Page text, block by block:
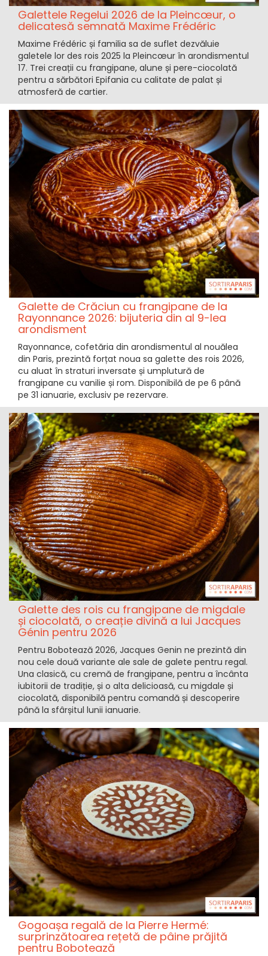
Galettele Regelui 2026 de la Pleincœur, o
delicatesă semnată Maxime Frédéric
Maxime Frédéric și familia sa de suflet dezvăluie
galetele lor des rois 2025 la Pleincœur în arondismentul
17. Trei creații cu frangipane, alune și pere-ciocolată
pentru a sărbători Epifania cu calitate de palat și
atmosferă de cartier.
Galette de Crăciun cu frangipane de la
Rayonnance 2026: bijuteria din al 9-lea
arondisment
Rayonnance, cofetăria din arondismentul al nouălea
din Paris, prezintă forțat noua sa galette des rois 2026,
cu aluat în straturi inversate și umplutură de
frangipane cu vanilie și rom. Disponibilă de pe 6 până
pe 31 ianuarie, exclusiv pe rezervare.
Galette des rois cu frangipane de migdale
și ciocolată, o creație divină a lui Jacques
Génin pentru 2026
Pentru Bobotează 2026, Jacques Genin ne prezintă din
nou cele două variante ale sale de galete pentru regal.
Una clasică, cu cremă de frangipane, pentru a încânta
iubitorii de tradiție, și o alta delicioasă, cu migdale și
ciocolată, disponibilă pentru comandă și descoperire
până la sfârșitul lunii ianuarie.
Gogoașa regală de la Pierre Hermé:
surprinzătoarea rețetă de pâine prăjită
pentru Bobotează